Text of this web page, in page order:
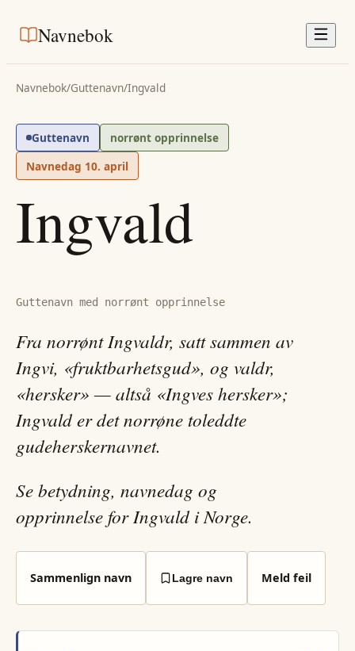
Navnebok
Navnebok/Guttenavn/Ingvald
Guttenavn
norrønt opprinnelse
Navnedag 10. april
Ingvald
Guttenavn med norrønt opprinnelse
Fra norrønt Ingvaldr, satt sammen av
Ingvi, «fruktbarhetsgud», og valdr,
«hersker» — altså «Ingves hersker»;
Ingvald er det norrøne toleddte
gudeherskernavnet.
Se betydning, navnedag og
opprinnelse for Ingvald i Norge.
Sammenlign navn Lagre navn Meld feil